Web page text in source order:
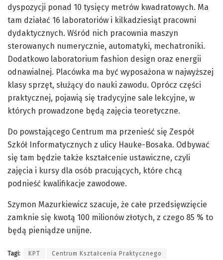
dyspozycji ponad 10 tysięcy metrów kwadratowych. Ma
tam działać 16 laboratoriów i kilkadziesiąt pracowni
dydaktycznych. Wśród nich pracownia maszyn
sterowanych numerycznie, automatyki, mechatroniki.
Dodatkowo laboratorium fashion design oraz energii
odnawialnej. Placówka ma być wyposażona w najwyższej
klasy sprzęt, służący do nauki zawodu. Oprócz części
praktycznej, pojawią się tradycyjne sale lekcyjne, w
których prowadzone będą zajęcia teoretyczne.
Do powstającego Centrum ma przenieść się Zespół
Szkół Informatycznych z ulicy Hauke-Bosaka. Odbywać
się tam będzie także kształcenie ustawiczne, czyli
zajęcia i kursy dla osób pracujących, które chcą
podnieść kwalifikacje zawodowe.
Szymon Mazurkiewicz szacuje, że całe przedsięwzięcie
zamknie się kwotą 100 milionów złotych, z czego 85 % to
będą pieniądze unijne.
Tagi: KPT Centrum Kształcenia Praktycznego